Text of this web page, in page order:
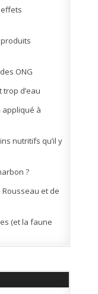
ONG
d’eau
appliqué à
nutritifs qu’il y
?
et de
(et la faune